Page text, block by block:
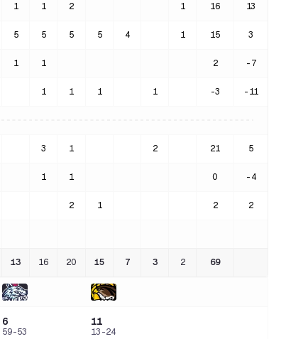
1 1 2 1 16 13
5 5 5 5 4 1 15 3
1 1 2 -7
1 1 1 1 -3 -11
3 1 2 21 5
1 1 0 -4
2 1 2 2
13 16 20 15 7 3 2 69
6
59-53
11
13-24